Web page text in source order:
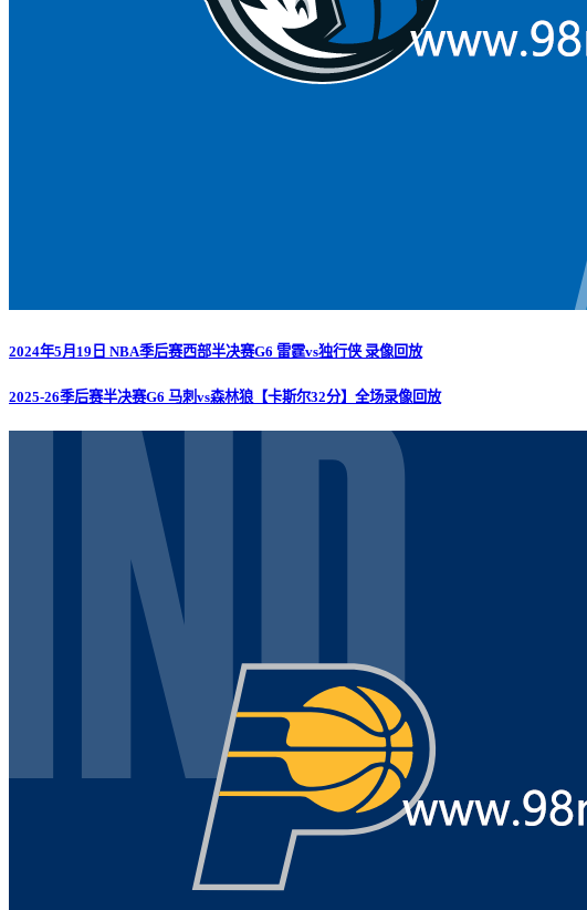
2024年5月19日 NBA季后赛西部半决赛G6 雷霆vs独行侠 录像回放
2025-26季后赛半决赛G6 马刺vs森林狼【卡斯尔32分】全场录像回放